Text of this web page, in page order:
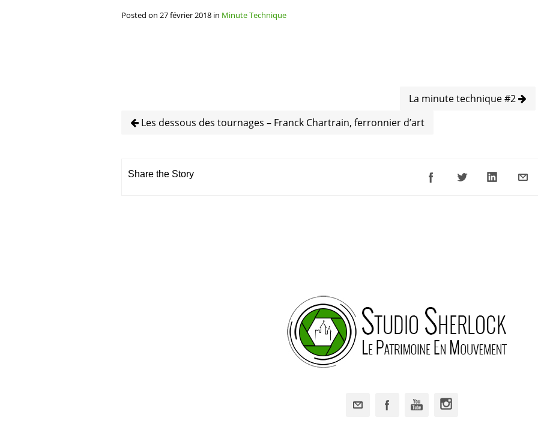
Posted on 27 février 2018 in Minute Technique
La minute technique #2
Les dessous des tournages – Franck Chartrain, ferronnier d’art
Share the Story